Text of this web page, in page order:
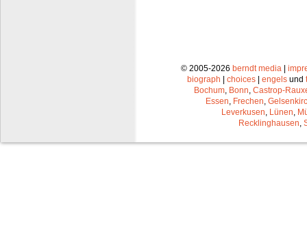
© 2005-2026 berndt media |
biograph | choices | engels und
Bochum Bonn Castrop-
Essen Frechen
Leverkusen Lünen
Recklinghausen